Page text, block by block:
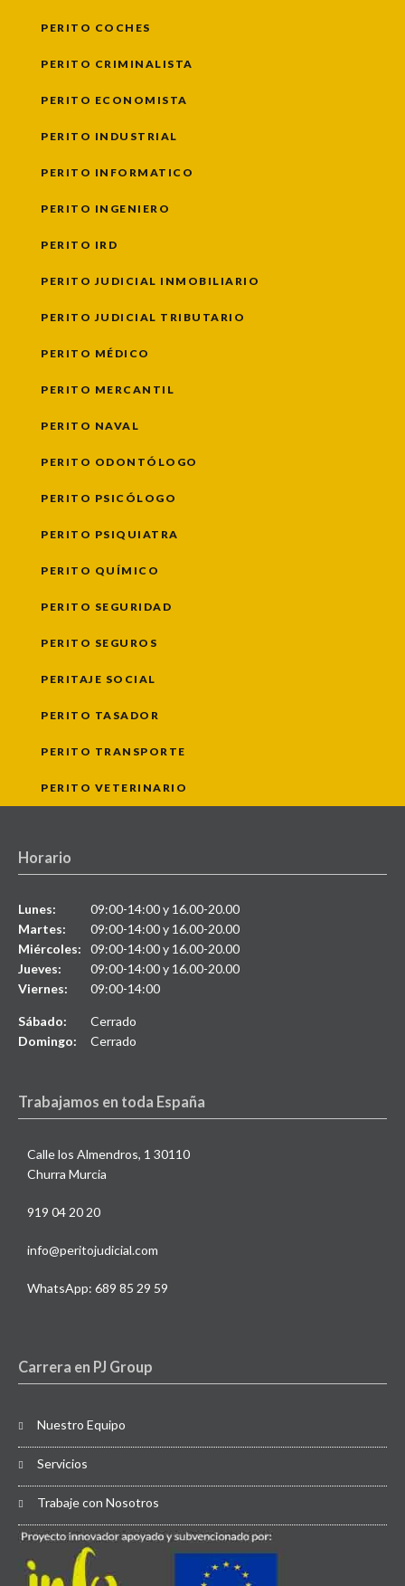
PERITO COCHES
PERITO CRIMINALISTA
PERITO ECONOMISTA
PERITO INDUSTRIAL
PERITO INFORMATICO
PERITO INGENIERO
PERITO IRD
PERITO JUDICIAL INMOBILIARIO
PERITO JUDICIAL TRIBUTARIO
PERITO MÉDICO
PERITO MERCANTIL
PERITO NAVAL
PERITO ODONTÓLOGO
PERITO PSICÓLOGO
PERITO PSIQUIATRA
PERITO QUÍMICO
PERITO SEGURIDAD
PERITO SEGUROS
PERITAJE SOCIAL
PERITO TASADOR
PERITO TRANSPORTE
PERITO VETERINARIO
Horario
Lunes:
09:00-14:00 y 16.00-20.00
Martes:
09:00-14:00 y 16.00-20.00
Miércoles:
09:00-14:00 y 16.00-20.00
Jueves:
09:00-14:00 y 16.00-20.00
Viernes:
09:00-14:00
Sábado:
Cerrado
Domingo:
Cerrado
Trabajamos en toda España
Calle los Almendros, 1 30110
Churra Murcia
919 04 20 20
info@peritojudicial.com
WhatsApp: 689 85 29 59
Carrera en PJ Group
Nuestro Equipo
Servicios
Trabaje con Nosotros